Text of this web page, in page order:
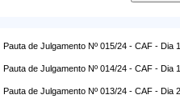
Pauta de Julgamento Nº 015/24 - CAF - Dia
Pauta de Julgamento Nº 014/24 - CAF - Dia
Pauta de Julgamento Nº 013/24 - CAF - Dia